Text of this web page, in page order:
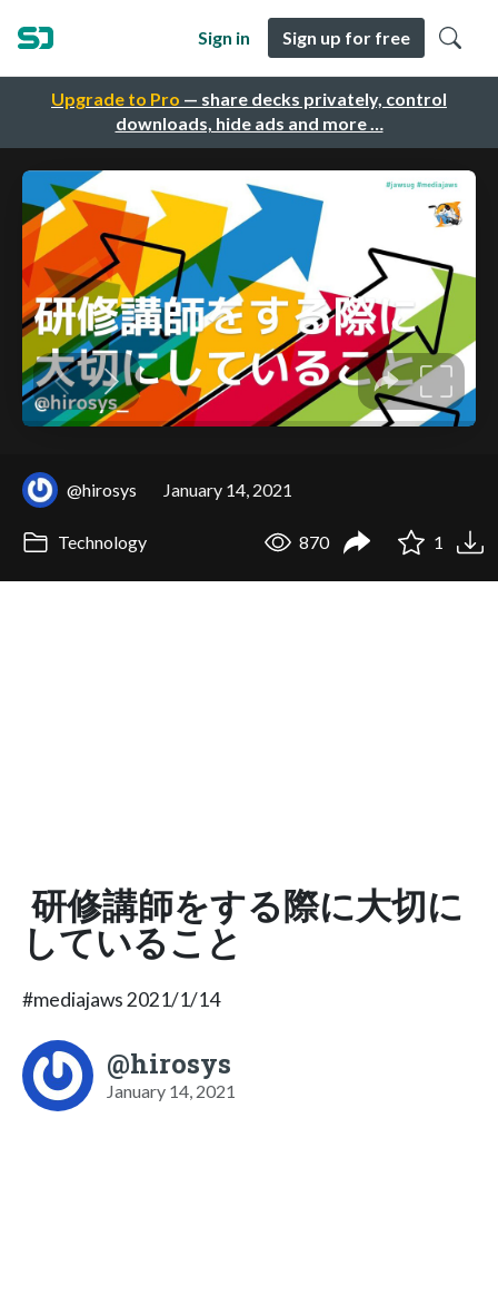
Upgrade to Pro — share decks privately, control
downloads, hide ads and more …
Sign in Sign up for free
@hirosys January 14, 2021
Technology 870 1
研修講師をする際に大切に
していること
#mediajaws 2021/1/14
@hirosys
January 14, 2021